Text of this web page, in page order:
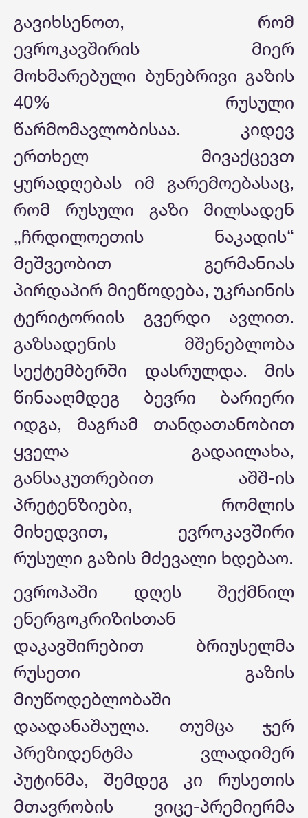
გავიხსენოთ, რომ
ევროკავშირის მიერ
მოხმარებული ბუნებრივი გაზის
40% რუსული
წარმომავლობისაა. კიდევ
ერთხელ მივაქცევთ
ყურადღებას იმ გარემოებასაც,
რომ რუსული გაზი მილსადენ
„ჩრდილოეთის ნაკადის“
მეშვეობით გერმანიას
პირდაპირ მიეწოდება, უკრაინის
ტერიტორიის გვერდი ავლით.
გაზსადენის მშენებლობა
სექტემბერში დასრულდა. მის
წინააღმდეგ ბევრი ბარიერი
იდგა, მაგრამ თანდათანობით
ყველა გადაილახა,
განსაკუთრებით აშშ-ის
პრეტენზიები, რომლის
მიხედვით, ევროკავშირი
რუსული გაზის მძევალი ხდებაო.
ევროპაში დღეს შექმნილ
ენერგოკრიზისთან
დაკავშირებით ბრიუსელმა
რუსეთი გაზის
მიუწოდებლობაში
დაადანაშაულა. თუმცა ჯერ
პრეზიდენტმა ვლადიმერ
პუტინმა, შემდეგ კი რუსეთის
მთავრობის ვიცე-პრემიერმა